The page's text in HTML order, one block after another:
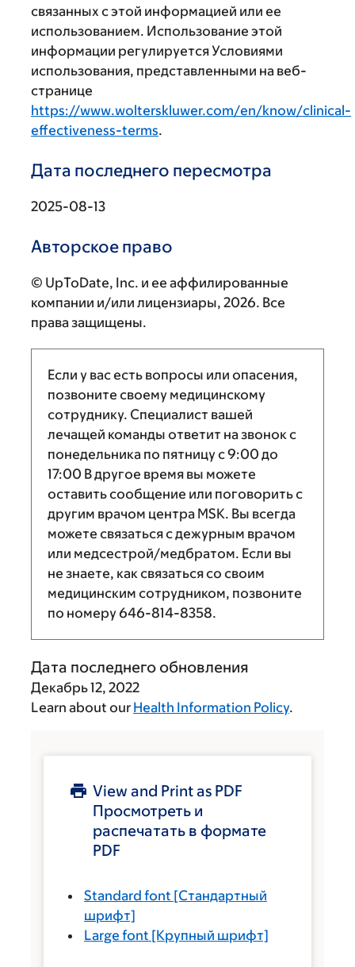
связанных с этой информацией или ее
использованием. Использование этой
информации регулируется Условиями
использования, представленными на веб-
странице
https://www.wolterskluwer.com/en/know/clinical-
effectiveness-terms.
Дата последнего пересмотра
2025-08-13
Авторское право
© UpToDate, Inc. и ее аффилированные
компании и/или лицензиары, 2026. Все
права защищены.
Если у вас есть вопросы или опасения,
позвоните своему медицинскому
сотруднику. Специалист вашей
лечащей команды ответит на звонок с
понедельника по пятницу с9:00 до
17:00 В другое время вы можете
оставить сообщение или поговорить с
другим врачом центра MSK. Вы всегда
можете связаться с дежурным врачом
или медсестрой/медбратом. Если вы
не знаете, как связаться со своим
медицинским сотрудником, позвоните
по номеру646-814-8358.
Дата последнего обновления
Декабрь 12, 2022
Learn about our Health Information Policy.
View and Print as PDF
Просмотреть и
распечатать в формате
PDF
Standard font [Стандартный
шрифт]
Large font [Крупный шрифт]